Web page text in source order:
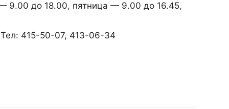
9.00 до 18.00, пятница — 9.00 до 16.45,
415-50-07, 413-06-34